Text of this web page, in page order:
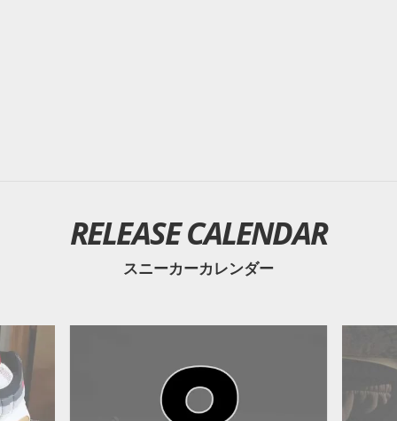
RELEASE CALENDAR
スニーカーカレンダー